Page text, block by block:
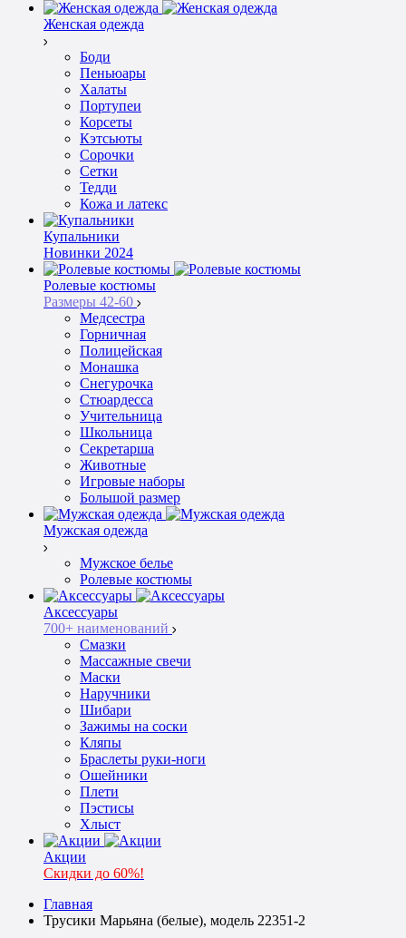
Женская одежда
Боди
Пеньюары
Халаты
Портупеи
Корсеты
Кэтсьюты
Сорочки
Сетки
Тедди
Кожа и латекс
Купальники
Новинки 2024
Ролевые костюмы
Размеры 42-60
Медсестра
Горничная
Полицейская
Монашка
Снегурочка
Стюардесса
Учительница
Школьница
Секретарша
Животные
Игровые наборы
Большой размер
Мужская одежда
Мужское белье
Ролевые костюмы
Аксессуары
700+ наименований
Смазки
Массажные свечи
Маски
Наручники
Шибари
Зажимы на соски
Кляпы
Браслеты руки-ноги
Ошейники
Плети
Пэстисы
Хлыст
Акции
Скидки до 60%!
Главная
Трусики Марьяна (белые), модель 22351-2